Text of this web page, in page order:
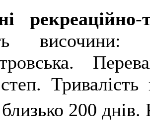
рекреаційно-
височини:
200